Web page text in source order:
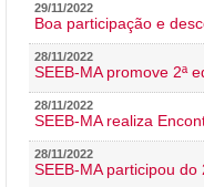
29/11/2022
Boa participação e
28/11/2022
SEEB-MA promove 2ª
28/11/2022
SEEB-MA realiza
28/11/2022
SEEB-MA participou do